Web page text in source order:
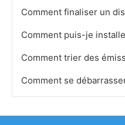
Comment finaliser un
Comment trier des